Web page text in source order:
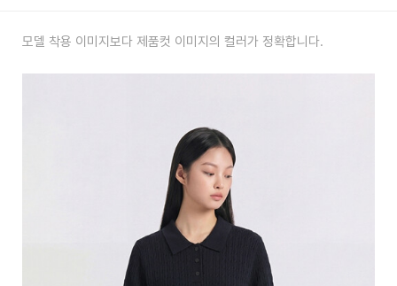
모델 착용 이미지보다 제품컷 이미지의 컬러가 정확합니다.